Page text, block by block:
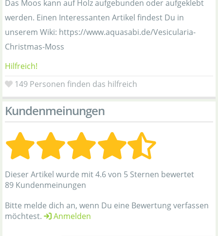
Das Moos kann auf Holz aufgebunden oder aufgeklebt
werden. Einen Interessanten Artikel findest Du in
unserem Wiki: https://www.aquasabi.de/Vesicularia-
Christmas-Moss
Hilfreich!
149 Personen finden das hilfreich
Kundenmeinungen
Dieser Artikel wurde mit 4.6 von 5 Sternen bewertet
89 Kundenmeinungen
Bitte melde dich an, wenn Du eine Bewertung verfassen
möchtest.
Anmelden